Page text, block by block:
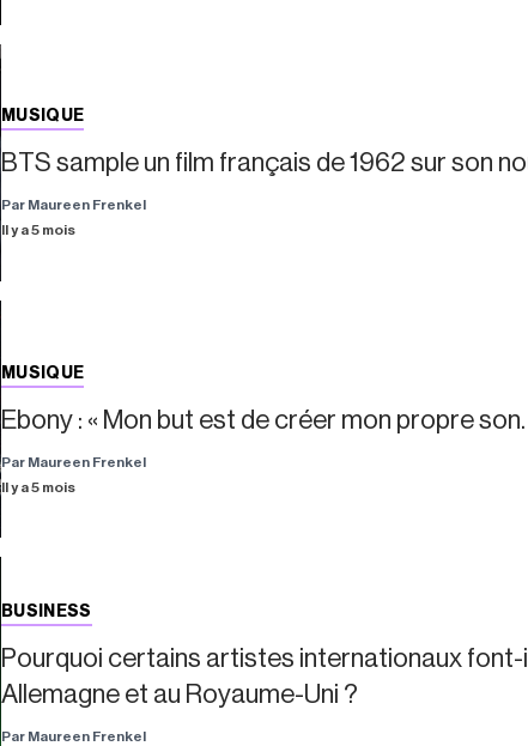
MUSIQUE
BTS sample un film français de 1962 sur son
Par Maureen Frenkel
Il y a 5 mois
MUSIQUE
Ebony : « Mon but est de créer mon propre son.
Par Maureen Frenkel
Il y a 5 mois
BUSINESS
Pourquoi certains artistes internationaux font-
Allemagne et au Royaume-Uni ?
Par Maureen Frenkel